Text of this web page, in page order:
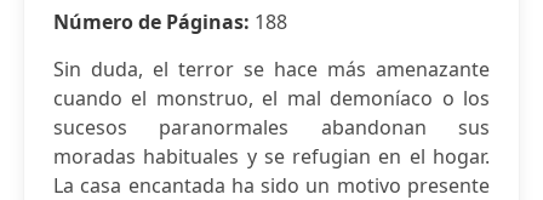
Número de Páginas: 188
Sin duda, el terror se hace más amenazante
cuando el monstruo, el mal demoníaco o los
sucesos paranormales abandonan sus
moradas habituales y se refugian en el hogar.
La casa encantada ha sido un motivo presente